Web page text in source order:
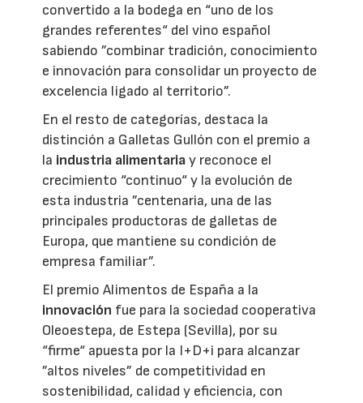
convertido a la bodega en “uno de los
grandes referentes“ del vino español
sabiendo ”combinar tradición, conocimiento
e innovación para consolidar un proyecto de
excelencia ligado al territorio”.
En el resto de categorías, destaca la
distinción a Galletas Gullón con el premio a
la industria alimentariay reconoce el
crecimiento “continuo“ y la evolución de
esta industria ”centenaria, una de las
principales productoras de galletas de
Europa, que mantiene su condición de
empresa familiar”.
El premio Alimentos de España a la
innovación fue para la sociedad cooperativa
Oleoestepa, de Estepa (Sevilla), por su
“firme“ apuesta por la I+D+i para alcanzar
”altos niveles” de competitividad en
sostenibilidad, calidad y eficiencia, con